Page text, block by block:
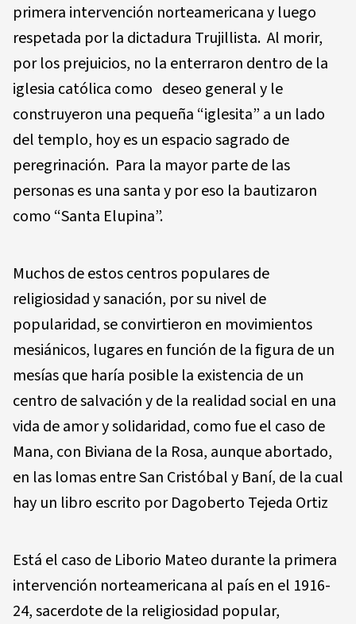
primera intervención norteamericana y luego
respetada por la dictadura Trujillista. Al morir,
por los prejuicios, no la enterraron dentro de la
iglesia católica como deseo general y le
construyeron una pequeña “iglesita” a un lado
del templo, hoy es un espacio sagrado de
peregrinación. Para la mayor parte de las
personas es una santa y por eso la bautizaron
como “Santa Elupina”.
Muchos de estos centros populares de
religiosidad y sanación, por su nivel de
popularidad, se convirtieron en movimientos
mesiánicos, lugares en función de la figura de un
mesías que haría posible la existencia de un
centro de salvación y de la realidad social en una
vida de amor y solidaridad, como fue el caso de
Mana, con Biviana de la Rosa, aunque abortado,
en las lomas entre San Cristóbal y Baní, de la cual
hay un libro escrito por Dagoberto Tejeda Ortiz
Está el caso de Liborio Mateo durante la primera
intervención norteamericana al país en el 1916-
24, sacerdote de la religiosidad popular,